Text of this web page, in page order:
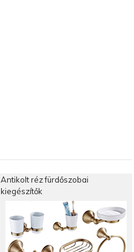
Antikolt réz fürdőszobai
kiegészítők